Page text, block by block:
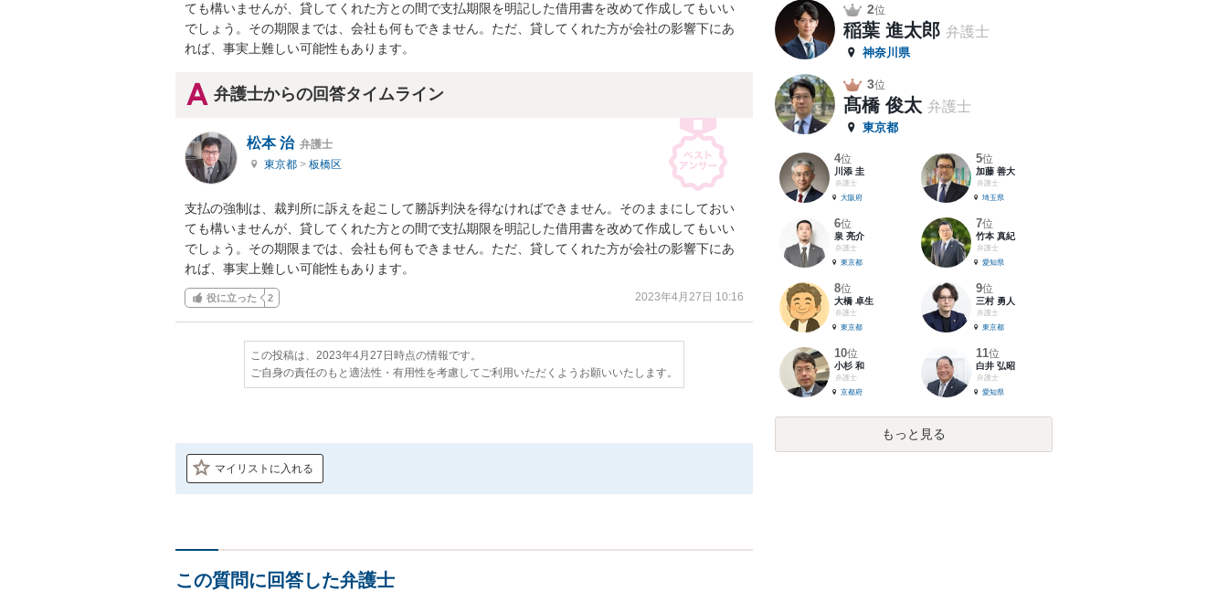
ても構いませんが、貸してくれた方との間で支払期限を明記した借用書を改めて作成してもいい
でしょう。その期限までは、会社も何もできません。ただ、貸してくれた方が会社の影響下にあ
れば、事実上難しい可能性もあります。
弁護士からの回答タイムライン
松本 治 弁護士
東京都 > 板橋区
支払の強制は、裁判所に訴えを起こして勝訴判決を得なければできません。そのままにしておい
ても構いませんが、貸してくれた方との間で支払期限を明記した借用書を改めて作成してもいい
でしょう。その期限までは、会社も何もできません。ただ、貸してくれた方が会社の影響下にあ
れば、事実上難しい可能性もあります。
役に立った 2 2023年4月27日 10:16
この投稿は、2023年4月27日時点の情報です。
ご自身の責任のもと適法性・有用性を考慮してご利用いただくようお願いいたします。
マイリストに入れる
この質問に回答した弁護士
2位
稲葉 進太郎 弁護士
神奈川県
3位
髙橋 俊太 弁護士
東京都
4位
川添 圭
弁護士
大阪府
5位
加藤 善大
弁護士
埼玉県
6位
泉 亮介
弁護士
東京都
7位
竹本 真紀
弁護士
愛知県
8位
大橋 卓生
弁護士
東京都
9位
三村 勇人
弁護士
東京都
10位
小杉 和
弁護士
京都府
11位
白井 弘昭
弁護士
愛知県
もっと見る